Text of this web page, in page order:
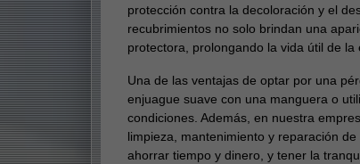
protección contra la decoloración y el
recubrimientos no solo brindan una
protectora, prolongando la vida útil de la
Una de las ventajas de optar por una
enjuague suave con una manguera o
condiciones. Además, en nuestra
limpieza, mantenimiento y reparación
ahorrar tiempo y dinero, y tener la